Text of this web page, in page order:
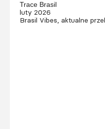
Trace Brasil
luty 2026
Brasil Vibes, aktualne